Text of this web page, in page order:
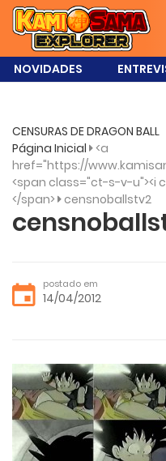
NOVIDADES
CENSURAS DE DRAGON BALL
Página Inicial <a
href="https://
<span class="ct-s-v-u"><i
</span> censnoballstv2
postado em
14/04/2012